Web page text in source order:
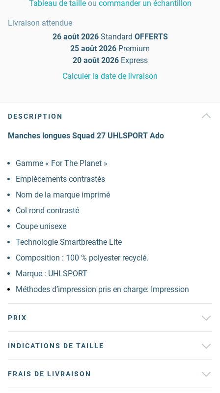
Tableau de taille ou commander un échantillon
Livraison attendue
26 août 2026 Standard OFFERTS
25 août 2026 Premium
20 août 2026 Express
Calculer la date de livraison
DESCRIPTION
Manches longues Squad 27 UHLSPORT Ado
Gamme « For The Planet »
Empiècements contrastés
Nom de la marque imprimé
Col rond contrasté
Coupe unisexe
Technologie Smartbreathe Lite
Composition : 100 % polyester recyclé.
Marque : UHLSPORT
Méthodes d’impression pris en charge: Impression
PRIX
INDICATIONS DE TAILLE
FRAIS DE LIVRAISON